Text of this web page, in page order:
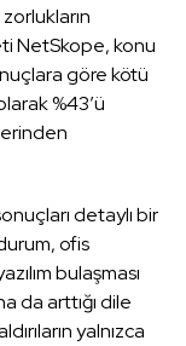
NetSkope, konu
göre kötü
%43’ü
detaylı bir
ofis
bulaşması
da arttığı dile
yalnızca